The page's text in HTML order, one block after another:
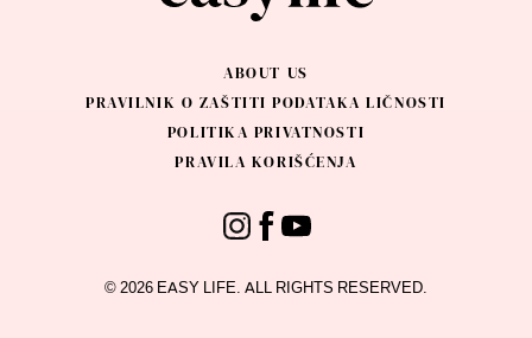
ABOUT US
PRAVILNIK O ZAŠTITI PODATAKA LIČNOSTI
POLITIKA PRIVATNOSTI
PRAVILA KORIŠĆENJA
© 2026 EASY LIFE. ALL RIGHTS RESERVED.